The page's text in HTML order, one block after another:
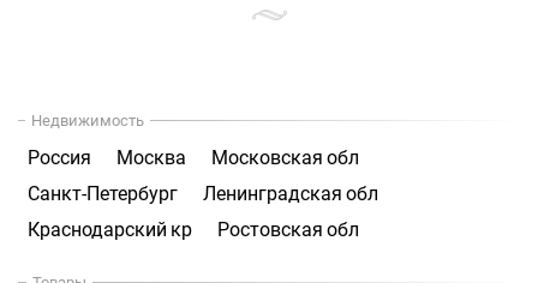
Недвижимость
Россия Москва
Московская обл
Санкт-Петербург
Ленинградская обл
Краснодарский кр
Ростовская обл